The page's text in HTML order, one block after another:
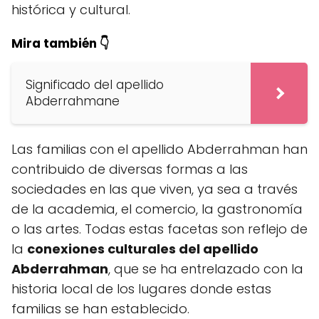
histórica y cultural.
Mira también 👇
Significado del apellido
Abderrahmane
Las familias con el apellido Abderrahman han
contribuido de diversas formas a las
sociedades en las que viven, ya sea a través
de la academia, el comercio, la gastronomía
o las artes. Todas estas facetas son reflejo de
la conexiones culturales del apellido
Abderrahman, que se ha entrelazado con la
historia local de los lugares donde estas
familias se han establecido.